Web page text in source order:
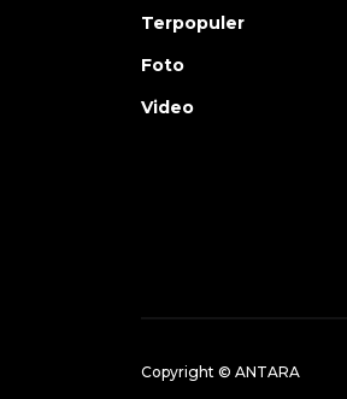
Terpopuler
Foto
Video
Copyright © ANTARA